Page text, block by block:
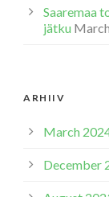
Saaremaa
jätku
ARHIIV
March
December